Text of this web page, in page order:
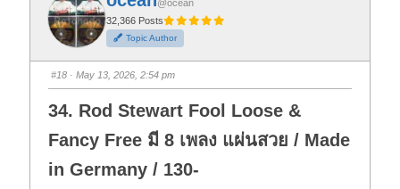
r
t
h
u
m
b
d
o
n
.
r
t
h
u
m
b
u
p
@ocean
32,366 Posts
Topic Author
#18 · May 13, 2026, 2:54 pm
34. Rod Stewart Fool Loose &
Fancy Free มี 8 เพลง แผ่นสวย / Made
in Germany / 130-